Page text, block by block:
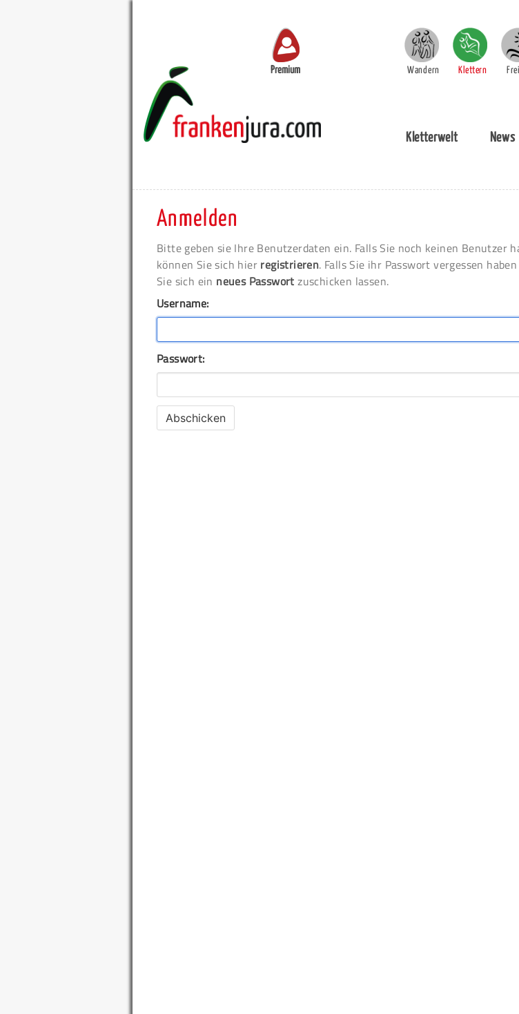
Premium Wandern Klettern
Kletterwelt News
Anmelden
Bitte geben sie Ihre Benutzerdaten ein. Falls Sie noch keinen Benutzer
können Sie sich hier registrieren. Falls Sie ihr Passwort vergessen
Sie sich ein neues Passwort zuschicken lassen.
Username:
Passwort: